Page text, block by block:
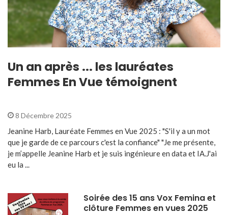
Un an après ... les lauréates
Femmes En Vue témoignent
8 Décembre 2025
Jeanine Harb, Lauréate Femmes en Vue 2025 : "S'il y a un mot
que je garde de ce parcours c'est la confiance" "Je me présente,
je m’appelle Jeanine Harb et je suis ingénieure en data et IA.J'ai
eu la ...
Soirée des 15 ans Vox Femina et
clôture Femmes en vues 2025